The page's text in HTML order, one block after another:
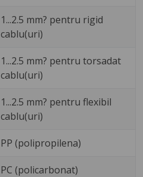
1...2.5 mm? pentru rigid
cablu(uri)
1...2.5 mm? pentru torsadat
cablu(uri)
1...2.5 mm? pentru flexibil
cablu(uri)
PP (polipropilena)
PC (policarbonat)